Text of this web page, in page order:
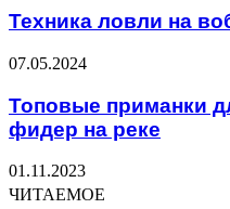
Техника ловли на
07.05.2024
Топовые приманки
фидер на реке
01.11.2023
ЧИТАЕМОЕ